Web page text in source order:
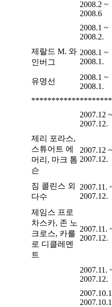
2008.2 ~
2008.6
2008.1 ~
2008.2.
제랄드 M. 와
인버그
2008.1 ~
2008.1.
유명선
2008.1 ~
2008.1.
************
2007.12 ~
2007.12.
제리 포라스,
스튜어트 에
머리, 마크 톰
슨
2007.12 ~
2007.12.
짐 콜린스 외
다수
2007.11.
2007.12.
제임스 프로
차스카, 존 노
크로스, 카를
로 디클레멘
트
2007.11.
2007.12.
2007.11.
2007.12.